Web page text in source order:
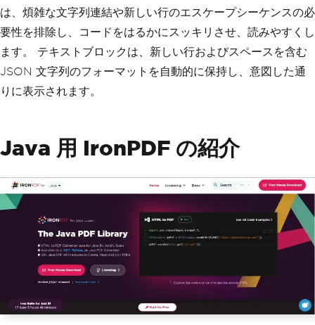
は、煩雑な文字列連結や新しい行のエスケープシーケンスの必
要性を排除し、コードをはるかにスッキリさせ、読みやすくし
ます。 テキストブロックは、新しい行およびスペースを含む
JSON 文字列のフォーマットを自動的に保持し、意図した通
りに表示されます。
Java 用 IronPDF の紹介